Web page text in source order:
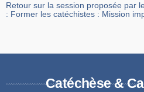
Retour sur la session proposée par
: Former les catéchistes : Mission
Catéchèse &